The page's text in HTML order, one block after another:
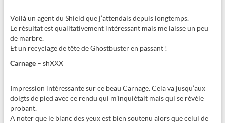
Voilà un agent du Shield que j’attendais depuis longtemps.
Le résultat est qualitativement intéressant mais me laisse un peu
de marbre.
Et un recyclage de tête de Ghostbuster en passant !
Carnage– shXXX
Impression intéressante sur ce beau Carnage. Cela va jusqu’aux
doigts de pied avec ce rendu qui m’inquiétait mais qui se révèle
probant.
A noter que le blanc des yeux est bien soutenu alors que celui de